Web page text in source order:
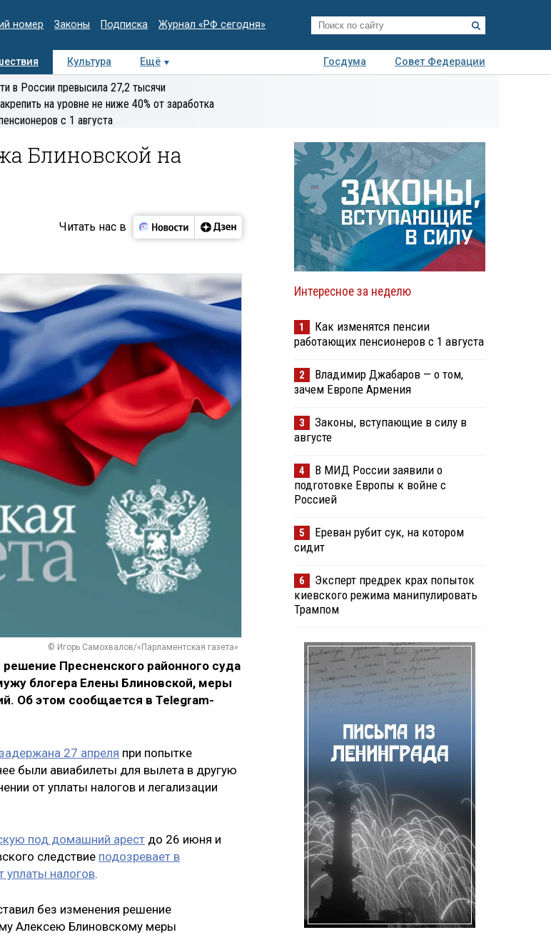
номер Законы Подписка Журнал «РФ сегодня»
Культура Ещё Госдума
Совет Федерации
Интервью Колумнисты
экспертиза
в России превысила 27,2 тысячи
на уровне не ниже 40% от заработка
с 1 августа
Блиновской на
Читать нас в
© Игорь Самохвалов/«Парламентская газета»
Пресненского районного суда
блогера Елены Блиновской, меры
Об этом сообщается в Telegram-
27 апреля при попытке
были авиабилеты для вылета в другую
от уплаты налогов и легализации
под домашний арест до 26 июня и
следствие подозревает в
уплаты налогов.
без изменения решение
Алексею Блиновскому меры
Интересное за неделю
1
Как изменятся пенсии
работающих пенсионеров с 1 августа
2
Владимир Джабаров — о том,
зачем Европе Армения
3
Законы, вступающие в силу в
августе
4
В МИД России заявили о
подготовке Европы к войне с
Россией
5
Ереван рубит сук, на котором
сидит
6
Эксперт предрек крах попыток
киевского режима манипулировать
Трампом